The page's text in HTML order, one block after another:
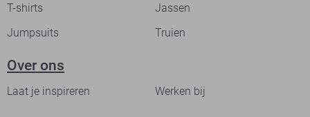
T-shirts
Jassen
Jumpsuits
Truien
Over ons
Laat je inspireren Werken bij